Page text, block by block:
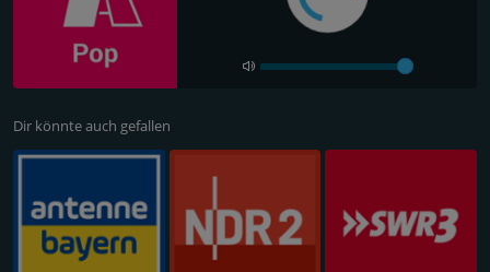
Dir könnte auch gefallen